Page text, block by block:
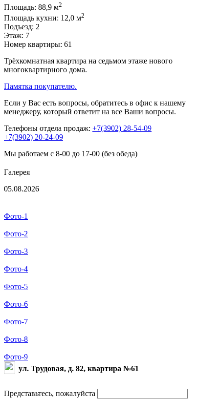
Площадь: 88,9 м2
Площадь кухни: 12,0 м2
Подъезд: 2
Этаж: 7
Номер квартиры: 61
Трёхкомнатная квартира на седьмом этаже нового
многоквартирного дома.
Памятка покупателю.
Если у Вас есть вопросы, обратитесь в офис к нашему
менеджеру, который ответит на все Ваши вопросы.
Телефоны отдела продаж: +7(3902) 28-54-09
+7(3902) 20-24-09
Мы работаем с 8-00 до 17-00 (без обеда)
Галерея
05.08.2026
Фото-1
Фото-2
Фото-3
Фото-4
Фото-5
Фото-6
Фото-7
Фото-8
Фото-9
ул. Трудовая, д. 82, квартира №61
Представьтесь, пожалуйста